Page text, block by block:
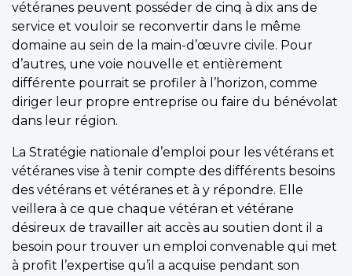
vétéranes peuvent posséder de cinq à dix ans de
service et vouloir se reconvertir dans le même
domaine au sein de la main-d’œuvre civile. Pour
d’autres, une voie nouvelle et entièrement
différente pourrait se profiler à l’horizon, comme
diriger leur propre entreprise ou faire du bénévolat
dans leur région.
La Stratégie nationale d’emploi pour les vétérans et
vétéranes vise à tenir compte des différents besoins
des vétérans et vétéranes et à y répondre. Elle
veillera à ce que chaque vétéran et vétérane
désireux de travailler ait accès au soutien dont il a
besoin pour trouver un emploi convenable qui met
à profit l’expertise qu’il a acquise pendant son